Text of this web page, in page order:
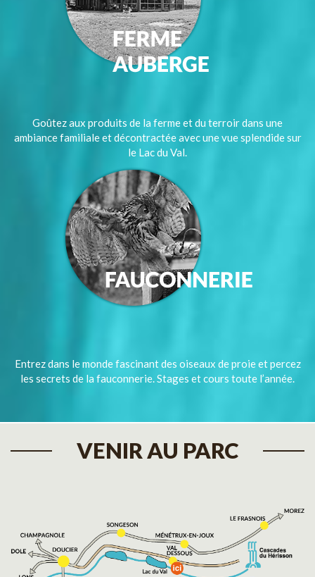
Goûtez aux produits de la ferme et du terroir dans une
ambiance familiale et décontractée avec une vue splendide sur
le Lac du Val.
Entrez dans le monde fascinant des oiseaux de proie et percez
les secrets de la fauconnerie. Stages et cours toute l’année.
VENIR AU PARC